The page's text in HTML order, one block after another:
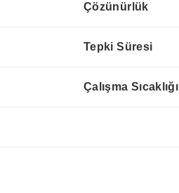
Çözünürlük
Tepki Süresi
Çalışma Sıcaklığı